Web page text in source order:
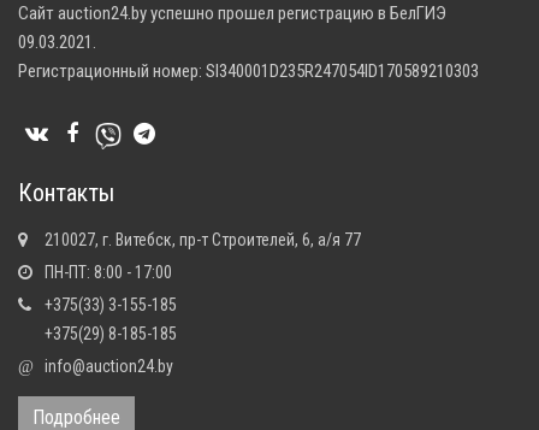
Сайт auction24.by успешно прошел регистрацию в БелГИЭ
09.03.2021.
Регистрационный номер: SI340001D235R247054ID170589210303
Контакты
210027, г. Витебск, пр-т Строителей, 6, а/я 77
ПН-ПТ: 8:00 - 17:00
+375(33) 3-155-185
+375(29) 8-185-185
@ info@auction24.by
Подробнее